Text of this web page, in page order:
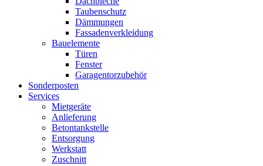
Taubenschutz
Dämmungen
Fassadenverkleidung
Bauelemente
Türen
Fenster
Garagentorzubehör
Sonderposten
Services
Mietgeräte
Anlieferung
Betontankstelle
Entsorgung
Werkstatt
Zuschnitt